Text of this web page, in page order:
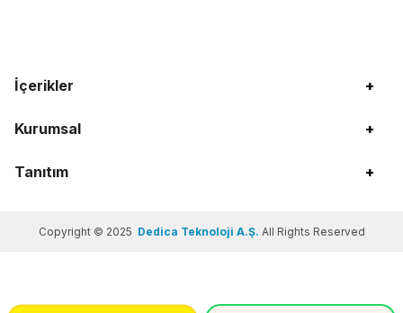
İçerikler +
Kurumsal +
Tanıtım +
Copyright © 2025 Dedica Teknoloji A.Ş. All Rights Reserved